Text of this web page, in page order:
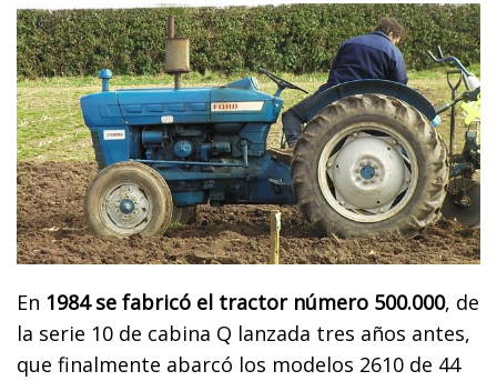
En 1984 se fabricó el tractor número 500.000, de
la serie 10 de cabina Q lanzada tres años antes,
que finalmente abarcó los modelos 2610 de 44